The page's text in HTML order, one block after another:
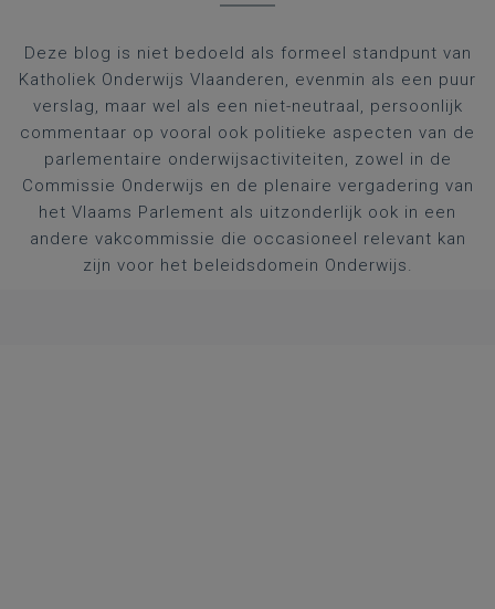
Deze blog is niet bedoeld als formeel standpunt van
Katholiek Onderwijs Vlaanderen, evenmin als een puur
verslag, maar wel als een niet-neutraal, persoonlijk
commentaar op vooral ook politieke aspecten van de
parlementaire onderwijsactiviteiten, zowel in de
Commissie Onderwijs en de plenaire vergadering van
het Vlaams Parlement als uitzonderlijk ook in een
andere vakcommissie die occasioneel relevant kan
zijn voor het beleidsdomein Onderwijs.